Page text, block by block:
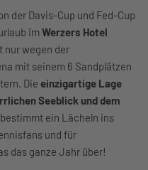
der Davis-Cup und Fed-Cup
imWerzers Hotel
nur wegen der
mit seinem 6 Sandplätzen
Die einzigartige Lage
Seeblick und dem
ein Lächeln ins
und für
das ganze Jahr über!